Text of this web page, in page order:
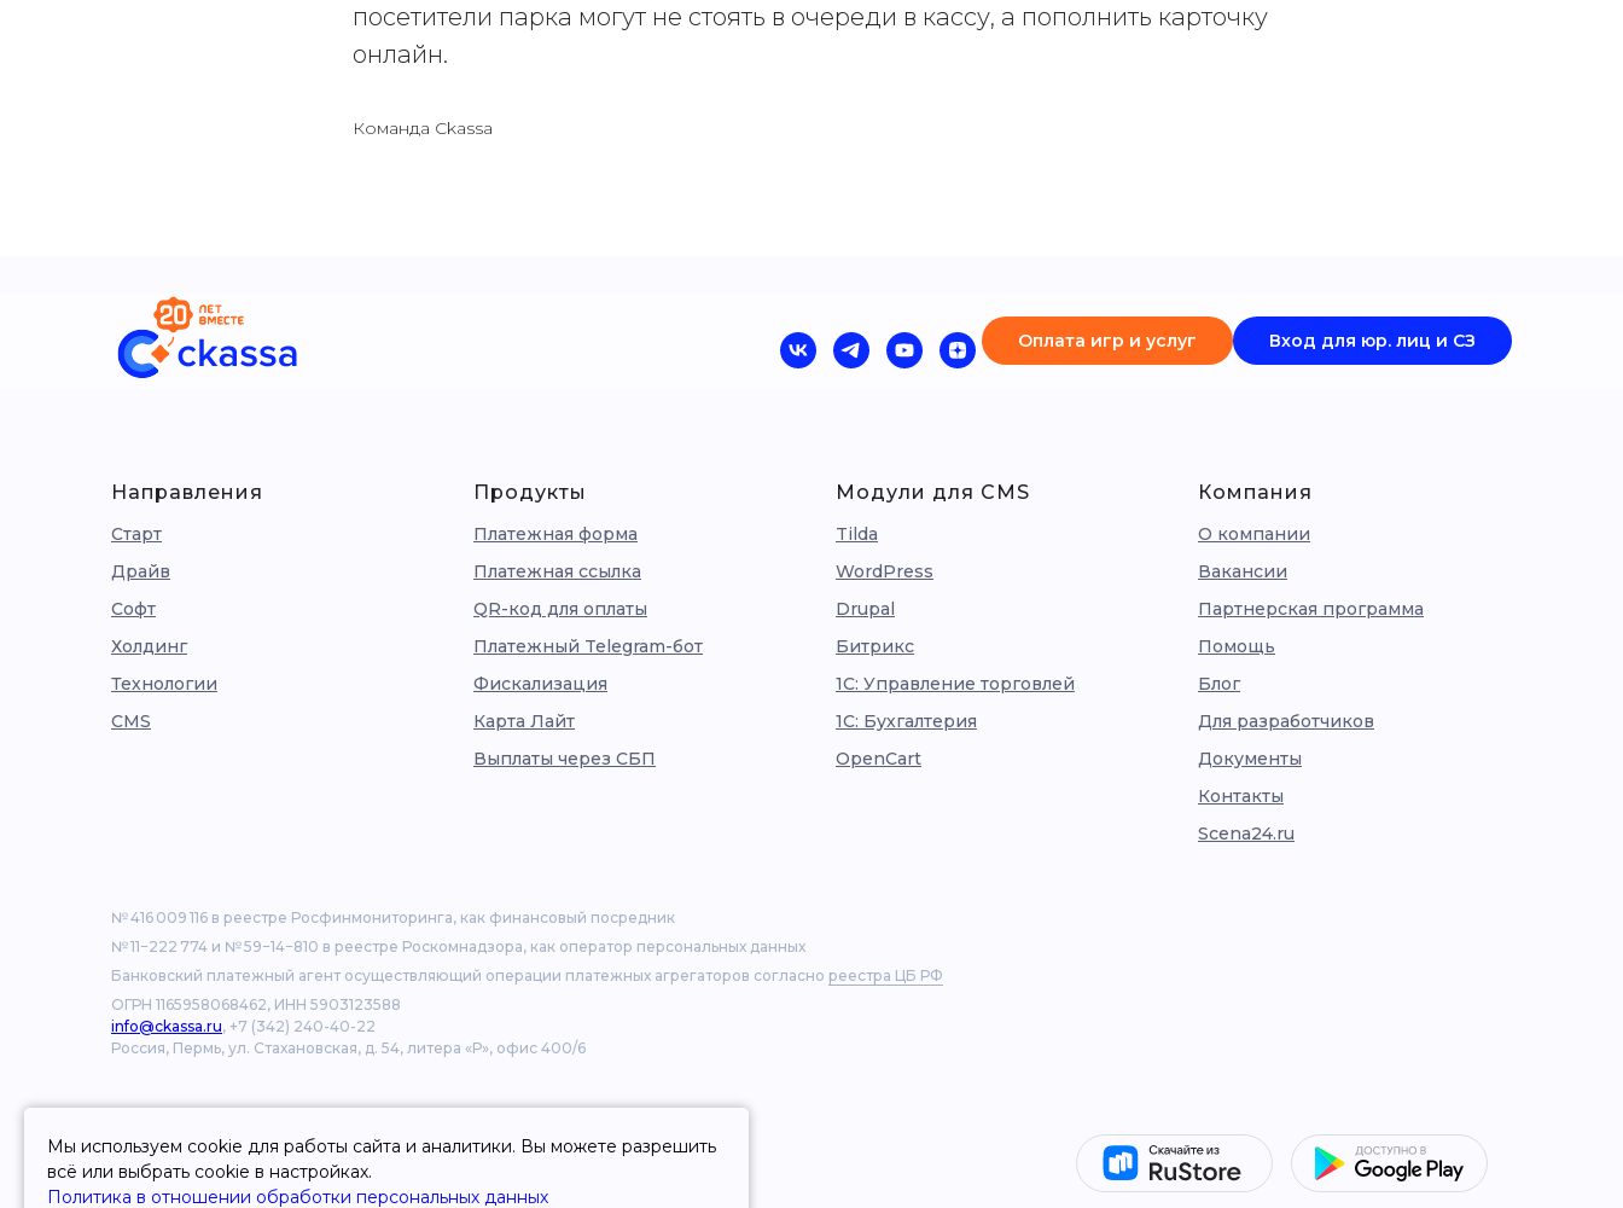
посетители парка могут не стоять в очереди в кассу, а пополнить карточку
онлайн.
Команда Ckassa
Оплата игр и услуг Вход для юр. лиц и СЗ
Направления
Старт
Драйв
Софт
Холдинг
Технологии
CMS
Продукты
Платежная форма
Платежная ссылка
QR-код для оплаты
Платежный Telegram-бот
Фискализация
Карта Лайт
Выплаты через СБП
Модули для CMS
Tilda
WordPress
Drupal
Битрикс
1С: Управление торговлей
1С: Бухгалтерия
OpenCart
Компания
О компании
Вакансии
Партнерская программа
Помощь
Блог
Для разработчиков
Документы
Контакты
Scena24.ru
№ 416 009 116 в реестре Росфинмониторинга, как финансовый посредник
№ 11−222 774 и № 59−14−810 в реестре Роскомнадзора, как оператор персональных данных
Банковский платежный агент осуществляющий операции платежных агрегаторов согласно реестра ЦБ РФ
© 2006-2026 ООО «Центральная касса»
Политика обработки персональных данных
ОГРН 1165958068462, ИНН 5903123588
info@ckassa.ru, +7 (342) 240-40-22
Россия, Пермь, ул. Стахановская, д. 54, литера «Р», офис 400/6
Мы используем cookie для работы сайта и аналитики. Вы можете разрешить
всё или выбрать cookie в настройках.
Политика в отношении обработки персональных данных